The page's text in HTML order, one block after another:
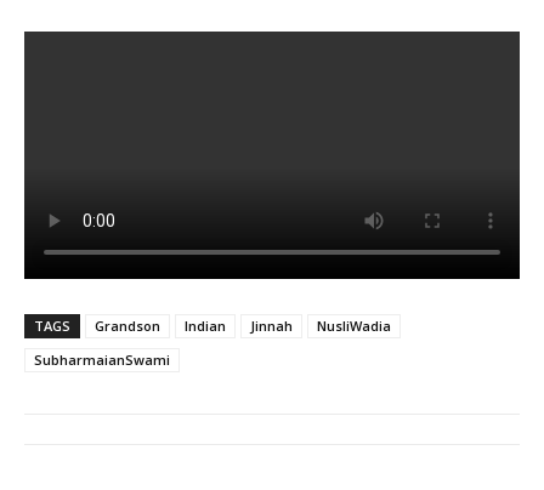
TAGS Grandson Indian Jinnah
NusliWadia
SubharmaianSwami